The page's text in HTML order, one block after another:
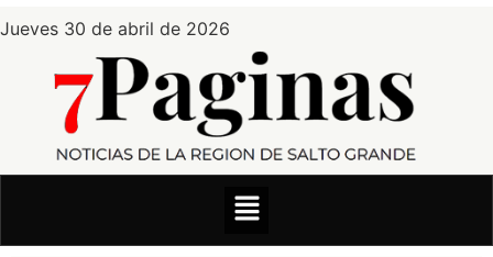
Jueves 30 de abril de 2026